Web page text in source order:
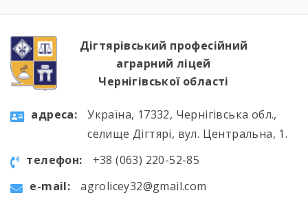
подій фатальної ночі 1986 року, дізналися про
наслідки катастрофи для екології України […]
Дігтярівський професійний
аграрний ліцей
Чернігівської області
aдресa:
Україна, 17332, Чернігівська обл.,
селище Дігтярі, вул. Центральна, 1.
телефон:
+38 (063) 220-52-85
e-mail:
agrolicey32@gmail.com